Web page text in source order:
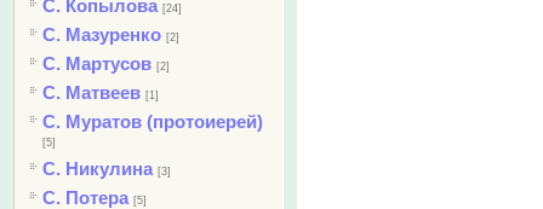
С. Копылова [24]
С. Мазуренко [2]
С. Мартусов [2]
С. Матвеев [1]
С. Муратов (протоиерей)
[5]
С. Никулина [3]
С. Потера [5]